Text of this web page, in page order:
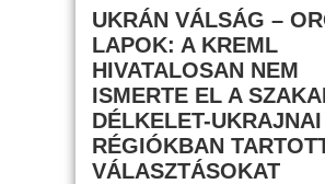
UKRÁN VÁLSÁG –
LAPOK: A KREML
HIVATALOSAN NEM
ISMERTE EL A
DÉLKELET-UKRAJNAI
RÉGIÓKBAN
VÁLASZTÁSOKAT